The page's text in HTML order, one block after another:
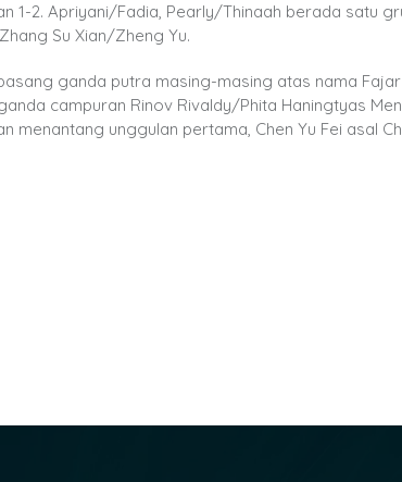
1-2. Apriyani/Fadia, Pearly/Thinaah berada satu
Su Xian/Zheng Yu.
ganda putra masing-masing atas nama
campuran Rinov Rivaldy/Phita Haningtyas
menantang unggulan pertama, Chen Yu Fei asal